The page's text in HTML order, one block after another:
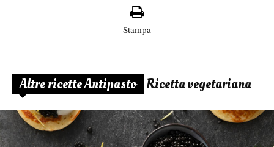
Stampa
Altre ricette Antipasto Ricetta vegetariana